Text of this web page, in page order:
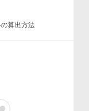
算出方法